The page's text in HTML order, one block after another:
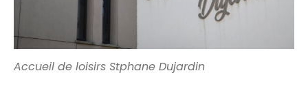
Accueil de loisirs Stphane Dujardin